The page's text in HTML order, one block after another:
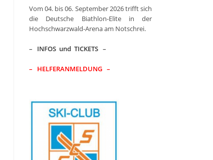
Vom 04. bis 06. September 2026 trifft sich
die Deutsche Biathlon-Elite in der
Hochschwarzwald-Arena am Notschrei.
– INFOS und TICKETS –
– HELFERANMELDUNG –